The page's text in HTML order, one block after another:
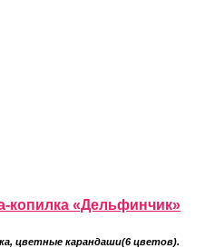
копилка «Дельфинчик»
, цветные карандаши(6 цветов).